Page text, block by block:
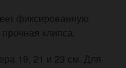
фиксированную
клипса.
19, 21 и 23 см. Для